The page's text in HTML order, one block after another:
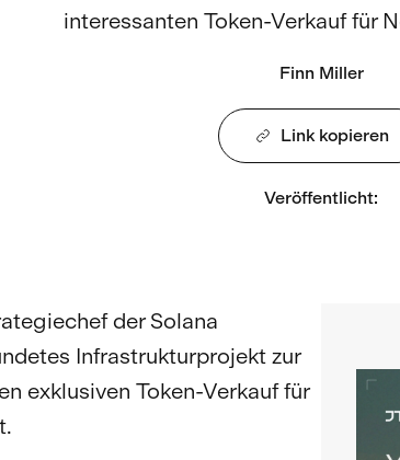
interessanten Token-Verkauf für
Finn Miller
Link kopieren
Veröffentlicht:
der Solana
Infrastrukturprojekt zur
exklusiven Token-Verkauf für